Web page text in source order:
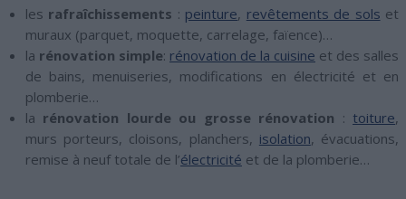
les rafraîchissements : peinture, revêtements de sols et
muraux (parquet, moquette, carrelage, faïence)…
la rénovation simple: rénovation de la cuisine et des salles
de bains, menuiseries, modifications en électricité et en
plomberie…
la rénovation lourde ou grosse rénovation : toiture,
murs porteurs, cloisons, planchers, isolation, évacuations,
remise à neuf totale de l’électricité et de la plomberie…